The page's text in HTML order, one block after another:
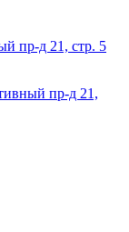
пр-д 21, стр. 5
пр-д 21,